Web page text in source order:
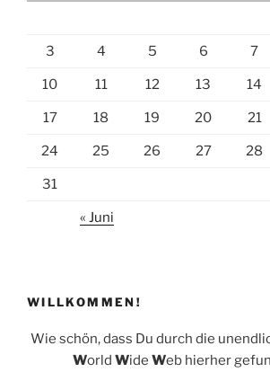
3 4 5 6 7
10 11 12 13 14
17 18 19 20 21
24 25 26 27 28
31
« Juni
WILLKOMMEN!
Wie schön, dass Du durch die
World Wide Web hierher